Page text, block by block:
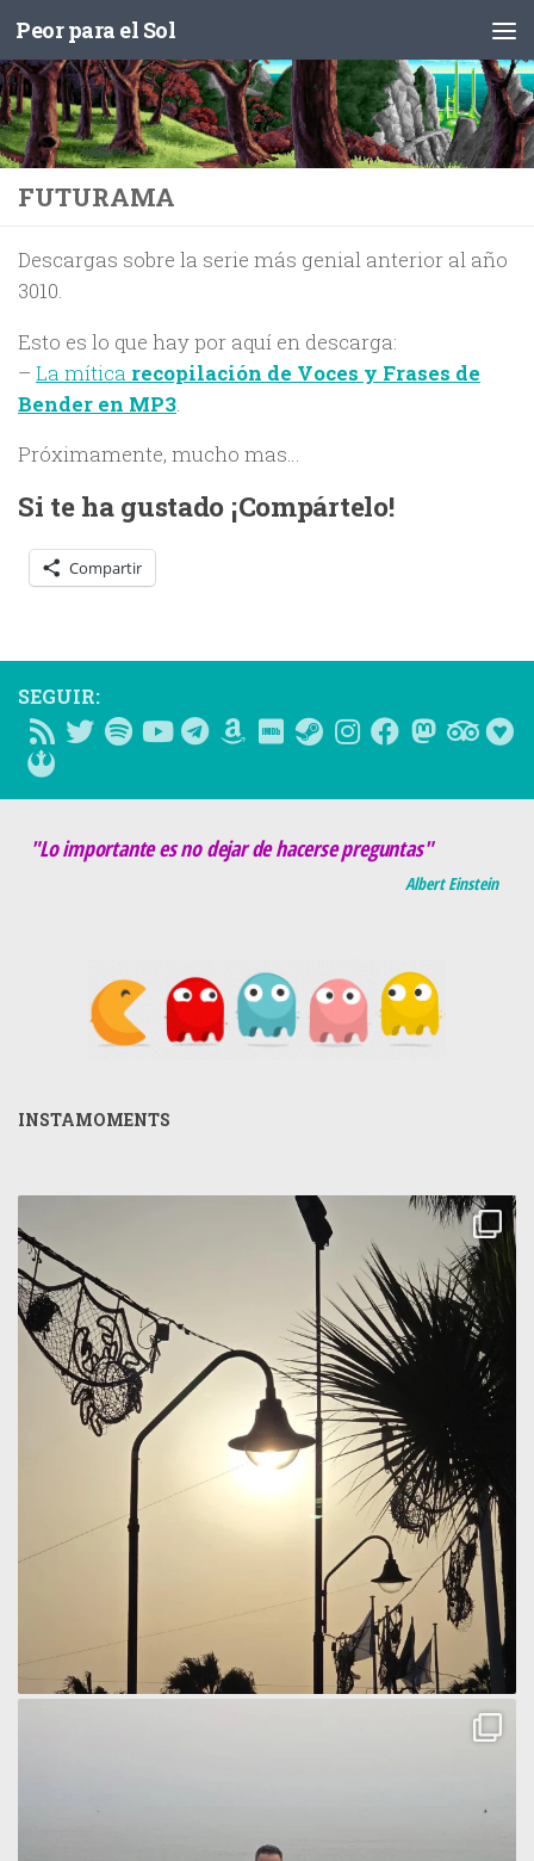
Saltar al contenido
Peor para el Sol
FUTURAMA
Descargas sobre la serie más genial anterior al año
3010.
Esto es lo que hay por aquí en descarga:
– La mítica recopilación de Voces y Frases de
Bender en MP3.
Próximamente, mucho mas…
Si te ha gustado ¡Compártelo!
Compartir
SEGUIR:
"Lo importante es no dejar de hacerse preguntas"
Albert Einstein
INSTAMOMENTS